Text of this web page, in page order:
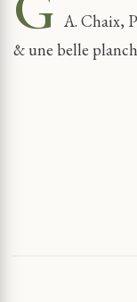
A. Chaix,
& une belle